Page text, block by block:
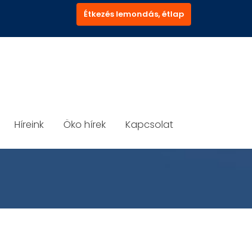
Étkezés lemondás, étlap
Híreink Öko hírek Kapcsolat